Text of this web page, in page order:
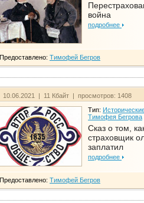
война
подробнее
Предоставлено: Тимофей Бегров
10.06.2021 | 11 Кбайт | просмотров: 1408
Тип:
Тимофея Бегрова
Сказ о том,
страховщик
заплатил
подробнее
Предоставлено: Тимофей Бегров